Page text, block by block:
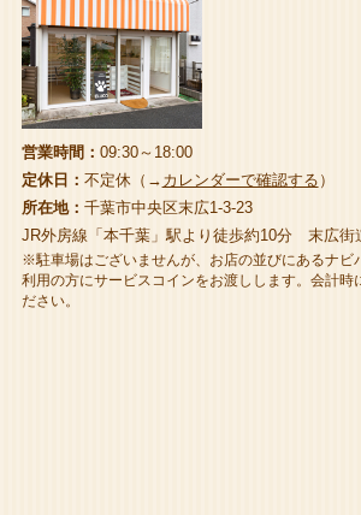
営業時間： 09:30～18:00
定休日： 不定休（→ カレンダーで確認する ）
所在地： 千葉市中央区末広1-3-23
JR外房線「本千葉」駅より徒歩約10分 末広街
※駐車場はございませんが、お店の並びにあるナビ
利用の方にサービスコインをお渡しします。会計時
ださい。